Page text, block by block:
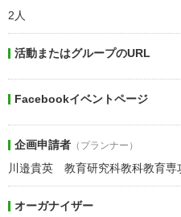
2人
活動またはグループのURL
Facebookイベントページ
企画申請者 （プランナー）
川邉貴英 教育研究科教科教育専
オーガナイザー